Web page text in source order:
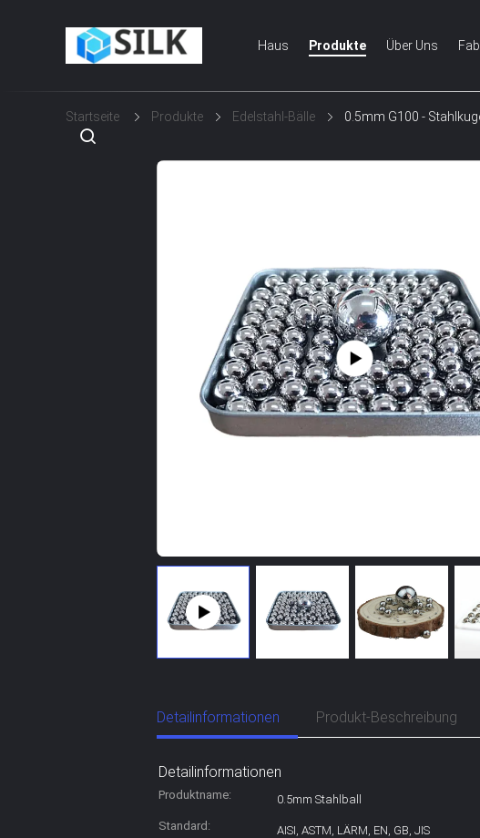
Haus Produkte Über Uns
Startseite Produkte Edelstahl-Bälle 0.5mm G100 -
Detailinformationen Produkt-Beschreibung
Detailinformationen
Produktname: 0.5mm Stahlball
Standard:
AISI, ASTM, LÄRM, EN, GB, JIS